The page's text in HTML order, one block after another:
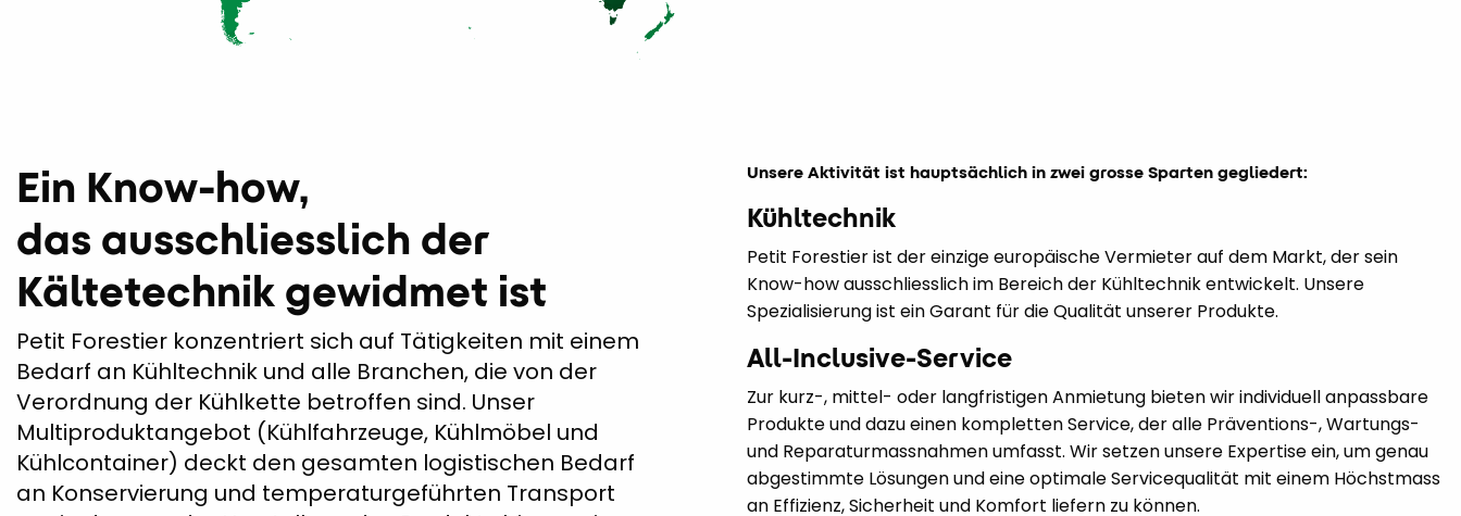
Ein Know-how,
das ausschliesslich der
Kältetechnik gewidmet ist
Petit Forestier konzentriert sich auf Tätigkeiten mit einem
Bedarf an Kühltechnik und alle Branchen, die von der
Verordnung der Kühlkette betroffen sind. Unser
Multiproduktangebot (Kühlfahrzeuge, Kühlmöbel und
Kühlcontainer) deckt den gesamten logistischen Bedarf
an Konservierung und temperaturgeführten Transport
Unsere Aktivität ist hauptsächlich in zwei grosse Sparten gegliedert:
Kühltechnik
Petit Forestier ist der einzige europäische Vermieter auf dem Markt, der sein
Know-how ausschliesslich im Bereich der Kühltechnik entwickelt. Unsere
Spezialisierung ist ein Garant für die Qualität unserer Produkte.
All-Inclusive-Service
Zur kurz-, mittel- oder langfristigen Anmietung bieten wir individuell anpassbare
Produkte und dazu einen kompletten Service, der alle Präventions-, Wartungs-
und Reparaturmassnahmen umfasst. Wir setzen unsere Expertise ein, um genau
abgestimmte Lösungen und eine optimale Servicequalität mit einem Höchstmass
an Effizienz, Sicherheit und Komfort liefern zu können.